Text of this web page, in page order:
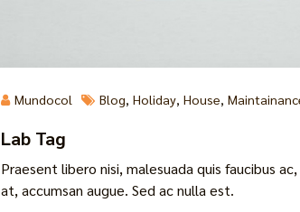
Mundocol Blog, Holiday, House,
Lab Tag
Praesent libero nisi, malesuada quis faucibus
at, accumsan augue. Sed ac nulla est.